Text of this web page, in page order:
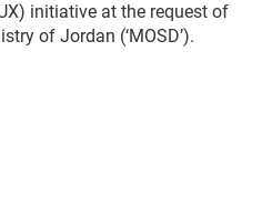
initiative at the request of
of Jordan (‘MOSD’).